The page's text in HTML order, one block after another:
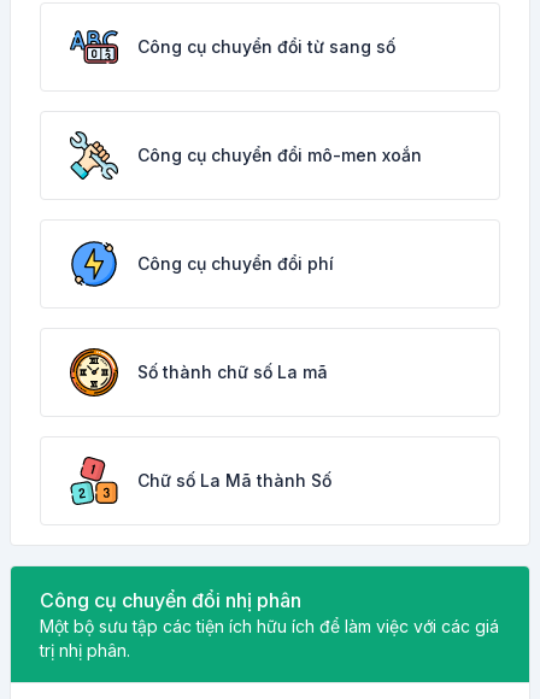
Công cụ chuyển đổi từ sang số
Công cụ chuyển đổi mô-men xoắn
Công cụ chuyển đổi phí
Số thành chữ số La mã
Chữ số La Mã thành Số
Công cụ chuyển đổi nhị phân
Một bộ sưu tập các tiện ích hữu ích để làm việc với các giá
trị nhị phân.